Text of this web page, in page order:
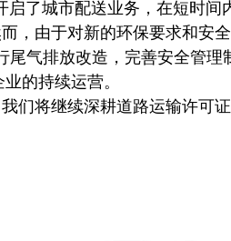
启了城市配送业务，在短时间
，由于对新的环保要求和安
气排放改造，完善安全管理
的持续运营。
们将继续深耕道路运输许可证